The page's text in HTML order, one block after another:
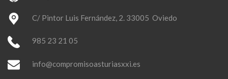
C/ Pintor Luis Fernández, 2. 33005 Oviedo
985 23 21 05
info@compromisoasturiasxxi.es